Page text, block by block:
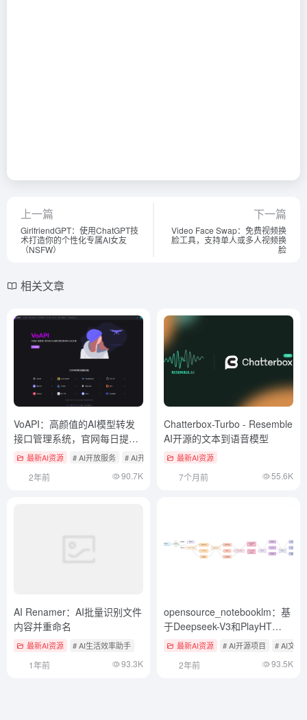
上一篇
GirlfriendGPT：使用ChatGPT技
术打造你的个性化专属AI女友
（NSFW）
下一篇
Video Face Swap：免费视频换
脸工具，支持单人或多人视频换
脸
相关文章
VoAPI：高颜值的AI模型转发
接口管理系统，官网每日提供
免费API额度
最新AI资源 # AI开放服务 # AI开源项目
2年前 90.7K
Chatterbox-Turbo - Resemble
AI开源的文本到语音模型
最新AI资源
7个月前 55.6K
AI Renamer：AI批量识别文件
内容并重命名
最新AI资源 # AI生活效率助手
1年前 93.3K
opensource_notebooklm：基
于Deepseek-V3和PlayHT
TTS的NotebookLM开源实现
最新AI资源 # AI开源项目 # AI文本
2年前 93.5K